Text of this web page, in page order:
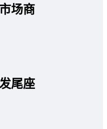
场商
尾座